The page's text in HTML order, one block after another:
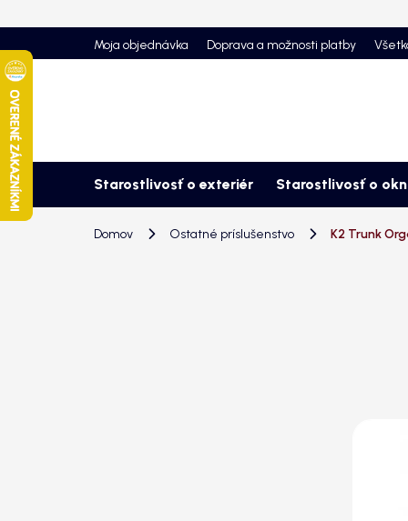
na
obsah
Moja objednávka Doprava a možnosti platby
Starostlivosť o exteriér Starostlivosť o
Domov Ostatné príslušenstvo K2 Trunk